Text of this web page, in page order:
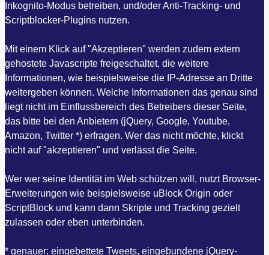
Inkognito-Modus betreiben, und/oder Anti-Tracking- und
Scriptblocker-Plugins nutzen.
Mit einem Klick auf "Akzeptieren" werden zudem extern
gehostete Javascripte freigeschaltet, die weitere
Informationen, wie beispielsweise die IP-Adresse an Dritte
weitergeben können. Welche Informationen das genau sind
liegt nicht im Einflussbereich des Betreibers dieser Seite,
das bitte bei den Anbietern (jQuery, Google, Youtube,
Amazon, Twitter *) erfragen. Wer das nicht möchte, klickt
nicht auf "akzeptieren" und verlässt die Seite.
Wer wer seine Identität im Web schützen will, nutzt Browser-
Erweiterungen wie beispielsweise uBlock Origin oder
ScriptBlock und kann dann Skripte und Tracking gezielt
zulassen oder eben unterbinden.
* genauer: eingebettete Tweets, eingebundene jQuery-